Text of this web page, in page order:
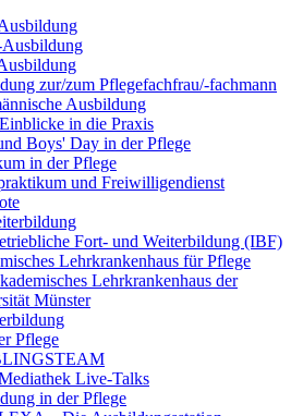
zur/zum Pflegefachfrau/-fachmann
Ausbildung
in die Praxis
Boys' Day in der Pflege
in der Pflege
und Freiwilligendienst
Fort- und Weiterbildung (IBF)
Lehrkrankenhaus für Pflege
Lehrkrankenhaus der
Münster
Pflege
Live-Talks
in der Pflege